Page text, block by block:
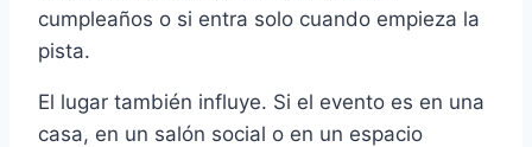
cumpleaños o si entra solo cuando empieza la
pista.
El lugar también influye. Si el evento es en una
casa, en un salón social o en un espacio